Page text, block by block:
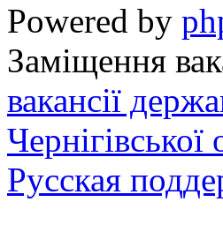
Powered by
Заміщення
вакансії
Чернігівської
Русская